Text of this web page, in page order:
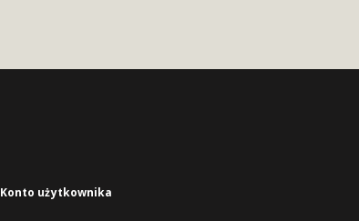
Konto użytkownika